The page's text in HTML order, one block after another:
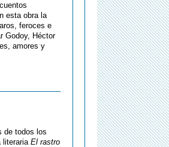
esta obra la
feroces e
Godoy, Héctor
amores y
de todos los
literaria El rastro